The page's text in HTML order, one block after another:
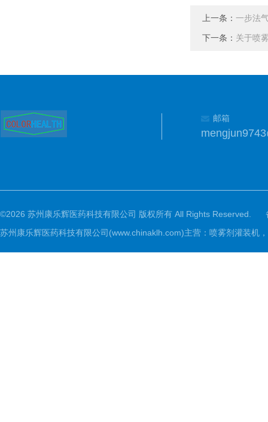
上一条： 一步法
下一条： 关于喷
邮箱
©2026 苏州康乐辉医药科技有限公司 版权所有 All Rights Reserved.
苏州康乐辉医药科技有限公司(www.chinaklh.com)主营：喷雾剂灌装机